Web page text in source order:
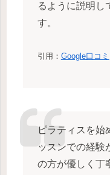
るように説明し
す。
引用： Google口コミ
ピラティスを始
ッスンでの経験
の方が優しく丁